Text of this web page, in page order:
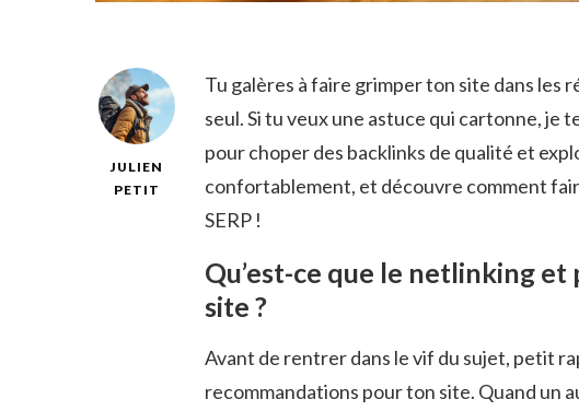
JULIEN
PETIT
Tu galères à faire grimper ton site dans les
seul. Si tu veux une astuce qui cartonne, je
pour choper des backlinks de qualité et
confortablement, et découvre comment
SERP !
Qu’est-ce que le netlinking
site ?
Avant de rentrer dans le vif du sujet, petit
recommandations pour ton site. Quand un